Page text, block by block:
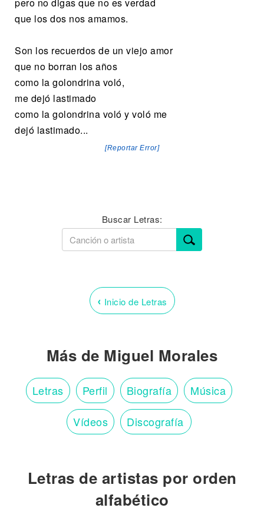
que los dos nos amamos.
Son los recuerdos de un viejo amor
que no borran los años
como la golondrina voló,
me dejó lastimado
como la golondrina voló y voló me
dejó lastimado...
[Reportar Error]
Buscar Letras:
‹ Inicio de Letras
Más de Miguel Morales
Letras Perfil Biografía Música
Vídeos Discografía
Letras de artistas por orden
alfabético